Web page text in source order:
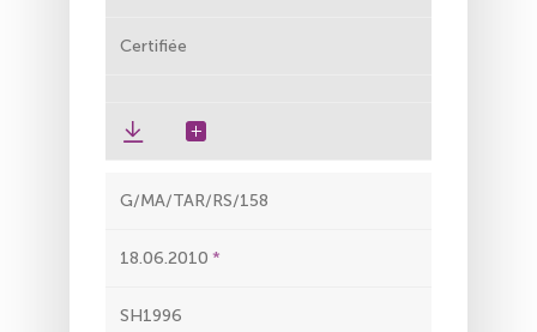
Certifiée
G/MA/TAR/RS/158
18.06.2010
SH1996